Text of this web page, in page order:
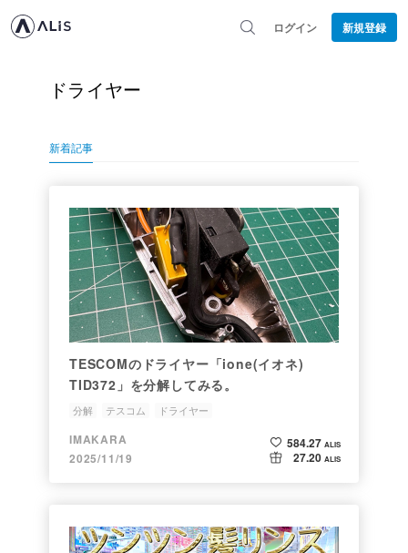
ログイン 新規登録
ドライヤー
新着記事
TESCOMのドライヤー「ione(イオネ)
TID372」を分解してみる。
分解 テスコム ドライヤー
IMAKARA
2025/11/19
584.27 ALIS
27.20 ALIS